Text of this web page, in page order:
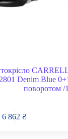
Denim Blue
поворотом /
6 862 ₴